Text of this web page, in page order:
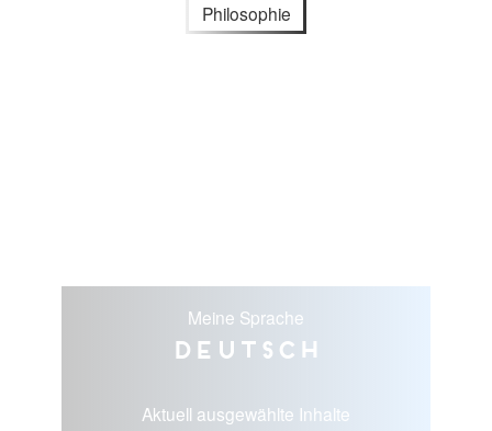
Philosophie
Meine Sprache
Deutsch
Aktuell ausgewählte Inhalte